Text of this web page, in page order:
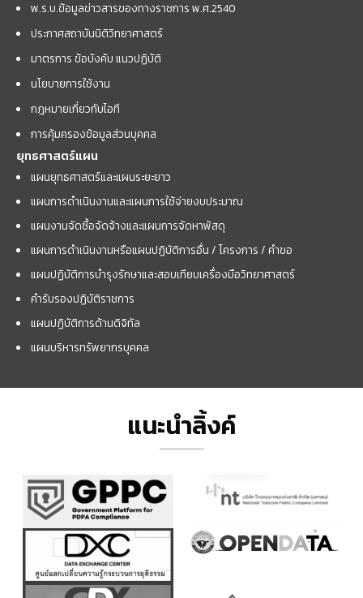
พ.ร.บ.ข้อมูลข่าวสารของทางราชการ พ.ศ.2540
ประกาศสถาบันนิติวิทยาศาสตร์
มาตรการ ข้อบังคับ แนวปฏิบัติ
นโยบายการใช้งาน
กฎหมายเกี่ยวกับไอที
การคุ้มครองข้อมูลส่วนบุคคล
ยุทธศาสตร์แผน
แผนยุทธศาสตร์และแผนระยะยาว
แผนการดำเนินงานและแผนการใช้จ่ายงบประมาณ
แผนงานจัดซื้อจัดจ้างและแผนการจัดหาพัสดุ
แผนการดำเนินงานหรือแผนปฏิบัติการอื่น / โครงการ / คำขอ
แผนปฏิบัติการบำรุงรักษาและสอบเทียบเครื่องมือวิทยาศาสตร์
คำรับรองปฏิบัติราชการ
แผนปฏิบัติการด้านดิจิทัล
แผนบริหารทรัพยากรบุคคล
แนะนำลิ้งค์